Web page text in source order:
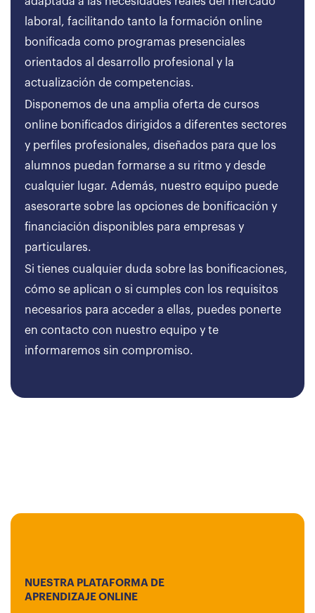
laboral, facilitando tanto la formación online
bonificada como programas presenciales
orientados al desarrollo profesional y la
actualización de competencias.
Disponemos de una amplia oferta de cursos
online bonificados dirigidos a diferentes sectores
y perfiles profesionales, diseñados para que los
alumnos puedan formarse a su ritmo y desde
cualquier lugar. Además, nuestro equipo puede
asesorarte sobre las opciones de bonificación y
financiación disponibles para empresas y
particulares.
Si tienes cualquier duda sobre las bonificaciones,
cómo se aplican o si cumples con los requisitos
necesarios para acceder a ellas, puedes ponerte
en contacto con nuestro equipo y te
informaremos sin compromiso.
NUESTRA PLATAFORMA DE
APRENDIZAJE ONLINE